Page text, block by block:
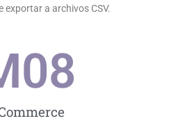
exportar a archivos CSV.
8